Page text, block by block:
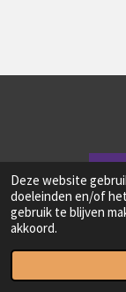
Deze website
doeleinden en/of
gebruik te blijven
akkoord.
© 2025 Vereniging